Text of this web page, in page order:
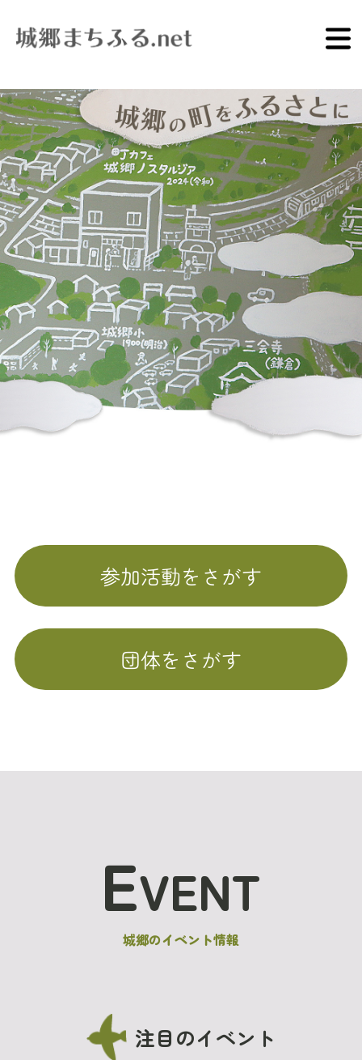
参加活動をさがす
団体をさがす
EVENT
城郷のイベント情報
注目のイベント